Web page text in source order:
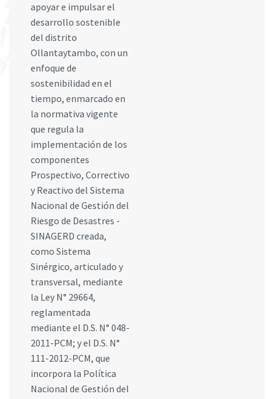
apoyar e impulsar el
desarrollo sostenible
del distrito
Ollantaytambo, con un
enfoque de
sostenibilidad en el
tiempo, enmarcado en
la normativa vigente
que regula la
implementación de los
componentes
Prospectivo, Correctivo
y Reactivo del Sistema
Nacional de Gestión del
Riesgo de Desastres -
SINAGERD creada,
como Sistema
Sinérgico, articulado y
transversal, mediante
la Ley N° 29664,
reglamentada
mediante el D.S. N° 048-
2011-PCM; y el D.S. N°
111-2012-PCM, que
incorpora la Política
Nacional de Gestión del